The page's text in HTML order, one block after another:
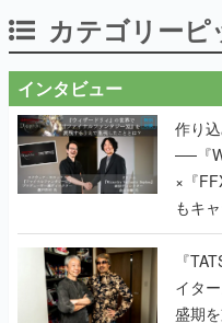
カテゴリー
インタビュー
作り
──『
×『
もキ
で作
く
『
イタ
盛期